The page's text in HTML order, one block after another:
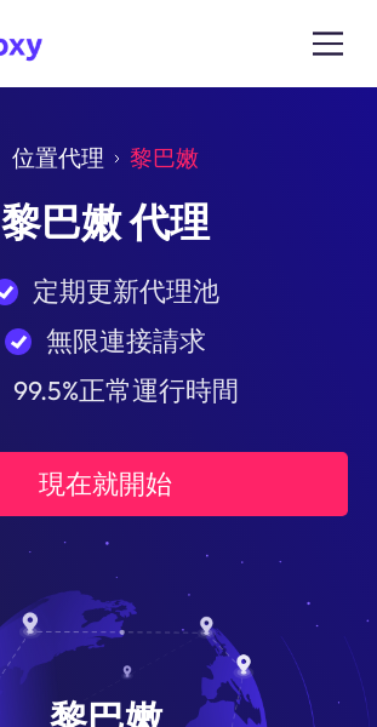
位置代理 黎巴嫩
黎巴嫩 代理
定期更新代理池
無限連接請求
99.5%正常運行時間
現在就開始